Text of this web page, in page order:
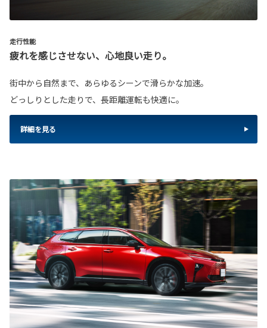
走行性能
疲れを感じさせない、心地良い走り。
街中から自然まで、あらゆるシーンで滑らかな加速。
どっしりとした走りで、長距離運転も快適に。
詳細を見る